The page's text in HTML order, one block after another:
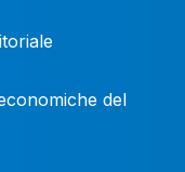
del